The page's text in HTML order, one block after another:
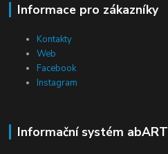
Informace pro zákazníky
Kontakty
Web
Facebook
Instagram
Informační systém abART